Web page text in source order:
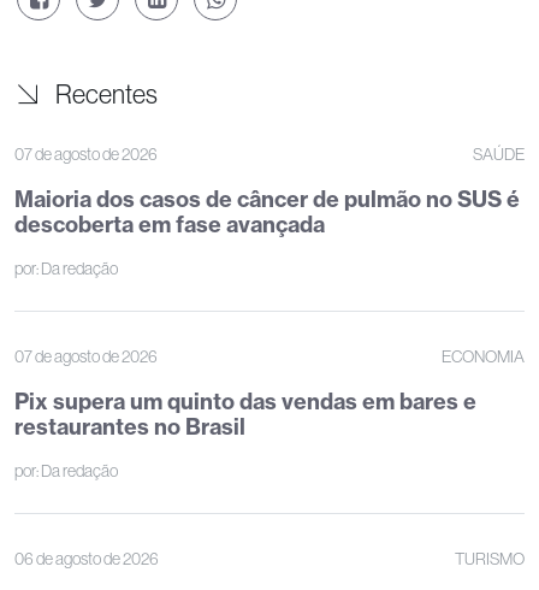
Recentes
07 de agosto de 2026 SAÚDE
Maioria dos casos de câncer de pulmão no SUS é
descoberta em fase avançada
por:Da redação
07 de agosto de 2026 ECONOMIA
Pix supera um quinto das vendas em bares e
restaurantes no Brasil
por:Da redação
06 de agosto de 2026 TURISMO